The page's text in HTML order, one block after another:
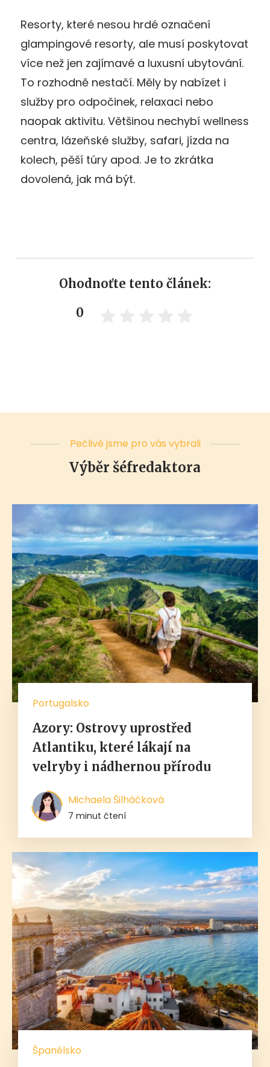
Resorty, které nesou hrdé označení
glampingové resorty, ale musí poskytovat
více než jen zajímavé a luxusní ubytování.
To rozhodně nestačí. Měly by nabízet i
služby pro odpočinek, relaxaci nebo
naopak aktivitu. Většinou nechybí wellness
centra, lázeňské služby, safari, jízda na
kolech, pěší túry apod. Je to zkrátka
dovolená, jak má být.
Ohodnoťte tento článek:
0
Pečlivě jsme pro vás vybrali
Výběr šéfredaktora
Portugalsko
Azory: Ostrovy uprostřed
Atlantiku, které lákají na
velryby i nádhernou přírodu
Michaela Šilháčková
7 minut čtení
Španělsko